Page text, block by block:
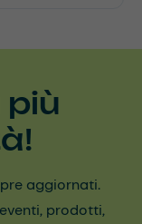
aggiornati.
prodotti,